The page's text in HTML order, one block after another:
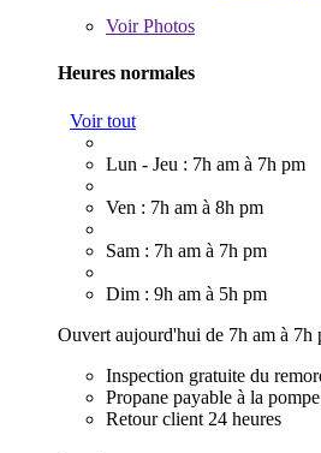
VoirPhotos
Heures normales
Voir tout
Lun - Jeu : 7h am à 7h pm
Ven : 7h am à 8h pm
Sam : 7h am à 7h pm
Dim : 9h am à 5h pm
Ouvert aujourd'hui de 7h am à 7h
Inspection gratuite du
Propane payable à la pompe
Retour client 24 heures